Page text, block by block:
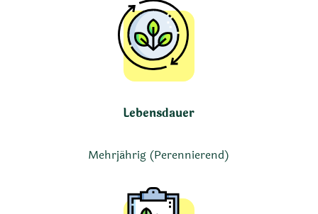
Lebensdauer
Mehrjährig (Perennierend)